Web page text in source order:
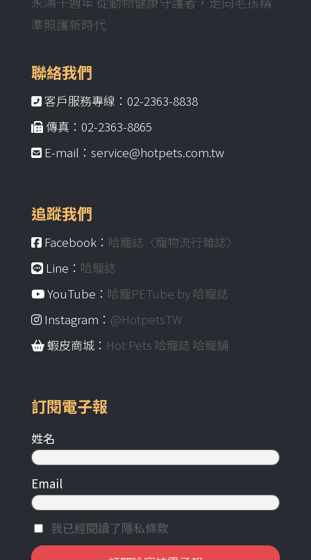
準照護新時代
聯絡我們
客戶服務專線：02-2363-8838
傳真：02-2363-8865
E-mail：service@hotpets.com.tw
追蹤我們
Facebook： 哈寵誌〈寵物流行雜誌〉
Line： 哈寵誌
YouTube： 哈寵PETube by 哈寵誌
Instagram： @HotpetsTW
蝦皮商城： Hot Pets 哈寵誌 哈寵舖
訂閱電子報
姓名
Email
我已經閱讀了隱私條款